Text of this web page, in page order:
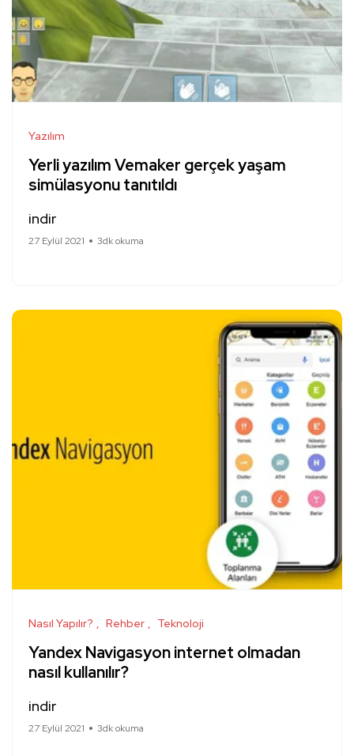
Yazılım
Yerli yazılım Vemaker gerçek yaşam
simülasyonu tanıtıldı
indir
27 Eylül 2021 3dk okuma
Nasıl Yapılır? Rehber Teknoloji
Yandex Navigasyon internet olmadan
nasıl kullanılır?
indir
27 Eylül 2021 3dk okuma